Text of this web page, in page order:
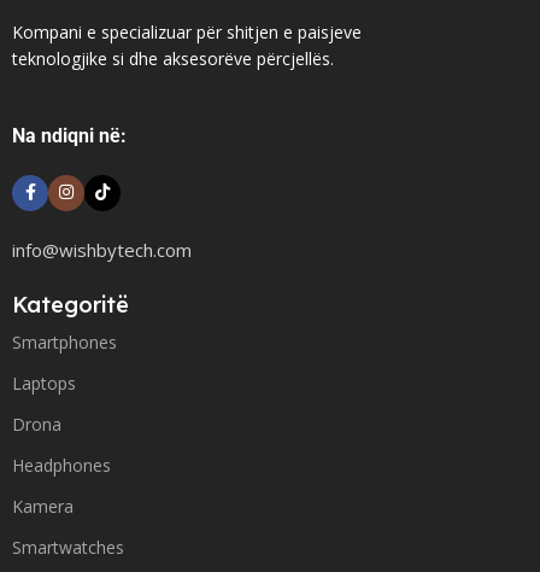
Kompani e specializuar për shitjen e paisjeve
teknologjike si dhe aksesorëve përcjellës.
Na ndiqni në:
info@wishbytech.com
Kategoritë
Smartphones
Laptops
Drona
Headphones
Kamera
Smartwatches